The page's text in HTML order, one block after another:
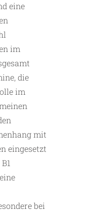
eine
im
die
im
mit
eingesetzt
bei